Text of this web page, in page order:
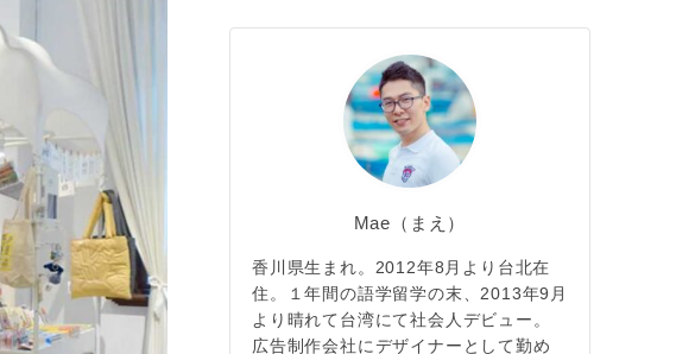
Mae（まえ）
香川県生まれ。2012年8月より台北在
住。１年間の語学留学の末、2013年9月
より晴れて台湾にて社会人デビュー。
広告制作会社にデザイナーとして勤め